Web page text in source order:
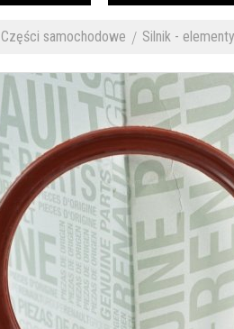
Części samochodowe Silnik - elementy